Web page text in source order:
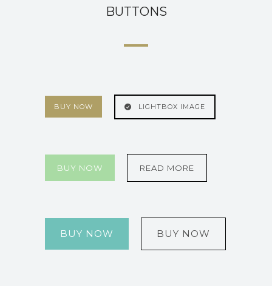
BUTTONS
BUY NOW LIGHTBOX IMAGE
BUY NOW READ MORE
BUY NOW BUY NOW